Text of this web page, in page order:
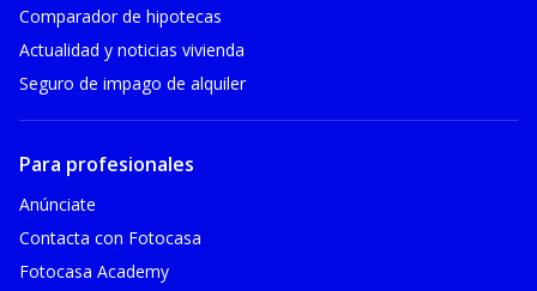
Comparador de hipotecas
Actualidad y noticias vivienda
Seguro de impago de alquiler
Para profesionales
Anúnciate
Contacta con Fotocasa
Fotocasa Academy